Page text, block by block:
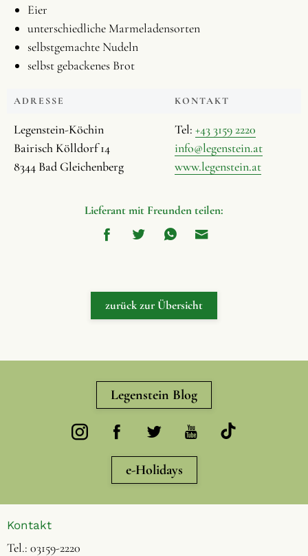
Eier
unterschiedliche Marmeladensorten
selbstgemachte Nudeln
selbst gebackenes Brot
ADRESSE KONTAKT
Legenstein-Köchin
Bairisch Kölldorf 14
8344 Bad Gleichenberg
Tel: +43 3159 2220
info@legenstein.at
www.legenstein.at
Lieferant mit Freunden teilen:
zurück zur Übersicht
Legenstein Blog
e-Holidays
Kontakt
Tel.: 03159-2220